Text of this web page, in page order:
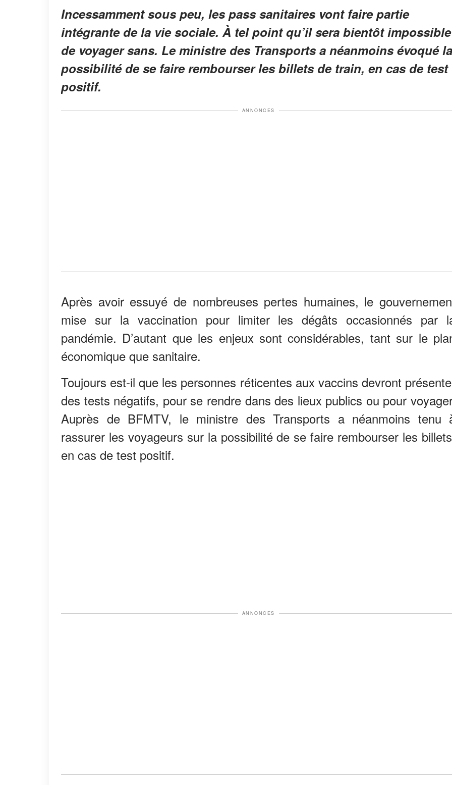
Incessamment sous peu, les pass sanitaires vont faire partie
intégrante de la vie sociale. À tel point qu’il sera bientôt impossible
de voyager sans. Le ministre des Transports a néanmoins évoqué la
possibilité de se faire rembourser les billets de train, en cas de test
positif.
ANNONCES
Après avoir essuyé de nombreuses pertes humaines, le
mise sur la vaccination pour limiter les dégâts occasionnés par
pandémie. D’autant que les enjeux sont considérables, tant sur le
économique que sanitaire.
Toujours est-il que les personnes réticentes aux vaccins devront
des tests négatifs, pour se rendre dans des lieux publics ou pour
Auprès de BFMTV, le ministre des Transports a néanmoins tenu
rassurer les voyageurs sur la possibilité de se faire rembourser les
en cas de test positif.
ANNONCES